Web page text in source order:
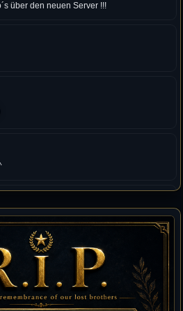
über den neuen Server !!!
Chickpea